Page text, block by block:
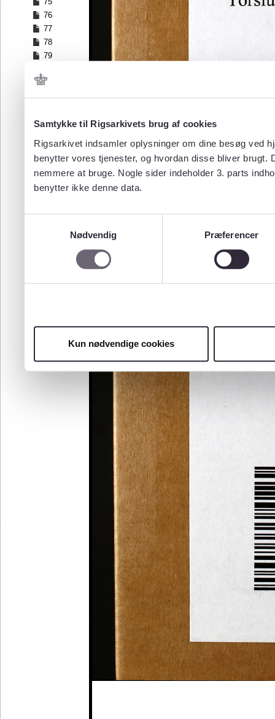
Samtykke til Rigsarkivets brug af cookies
Rigsarkivet indsamler oplysninger om dine besøg ved
benytter vores tjenester, og hvordan disse bliver
nemmere at bruge. Nogle sider indeholder 3. parts
benytter ikke denne data.
Nødvendig
Præferencer
Kun nødvendige cookies
76
77
78
79
81
82